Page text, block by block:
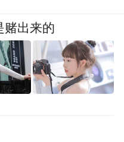
赌出来的